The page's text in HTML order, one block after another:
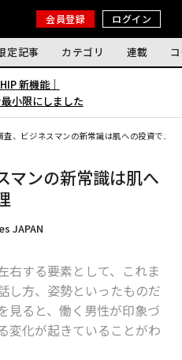
会員登録 ログイン
定記事 カテゴリ 連載
新機能｜
小限にしました
査、ビジネスマンの新常識は肌への投資でメ
マンの新常識は肌へ
JAPAN
右する要素として、これま
し方、姿勢といったものだ
見ると、働く男性が印象づ
変化が起きていることがわ